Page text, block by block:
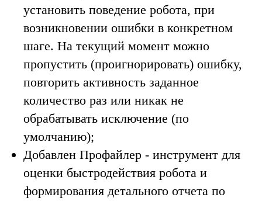
установить поведение робота, при
возникновении ошибки в конкретном
шаге. На текущий момент можно
пропустить (проигнорировать) ошибку,
повторить активность заданное
количество раз или никак не
обрабатывать исключение (по
умолчанию);
Добавлен Профайлер - инструмент для
оценки быстродействия робота и
формирования детального отчета по